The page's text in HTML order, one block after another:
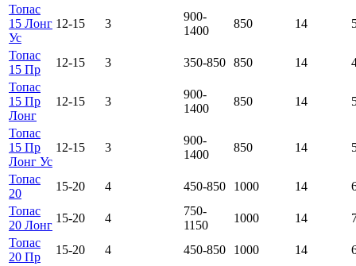
Топас
15 Лонг
Ус
12-15 3
900-
1400
850 14
Топас
15 Пр
12-15 3 350-850 850 14
Топас
15 Пр
Лонг
12-15 3
900-
1400
850 14
Топас
15 Пр
Лонг Ус
12-15 3
900-
1400
850 14
Топас
20
15-20 4 450-850 1000 14
Топас
20 Лонг
15-20 4
750-
1150
1000 14
Топас
20 Пр
15-20 4 450-850 1000 14